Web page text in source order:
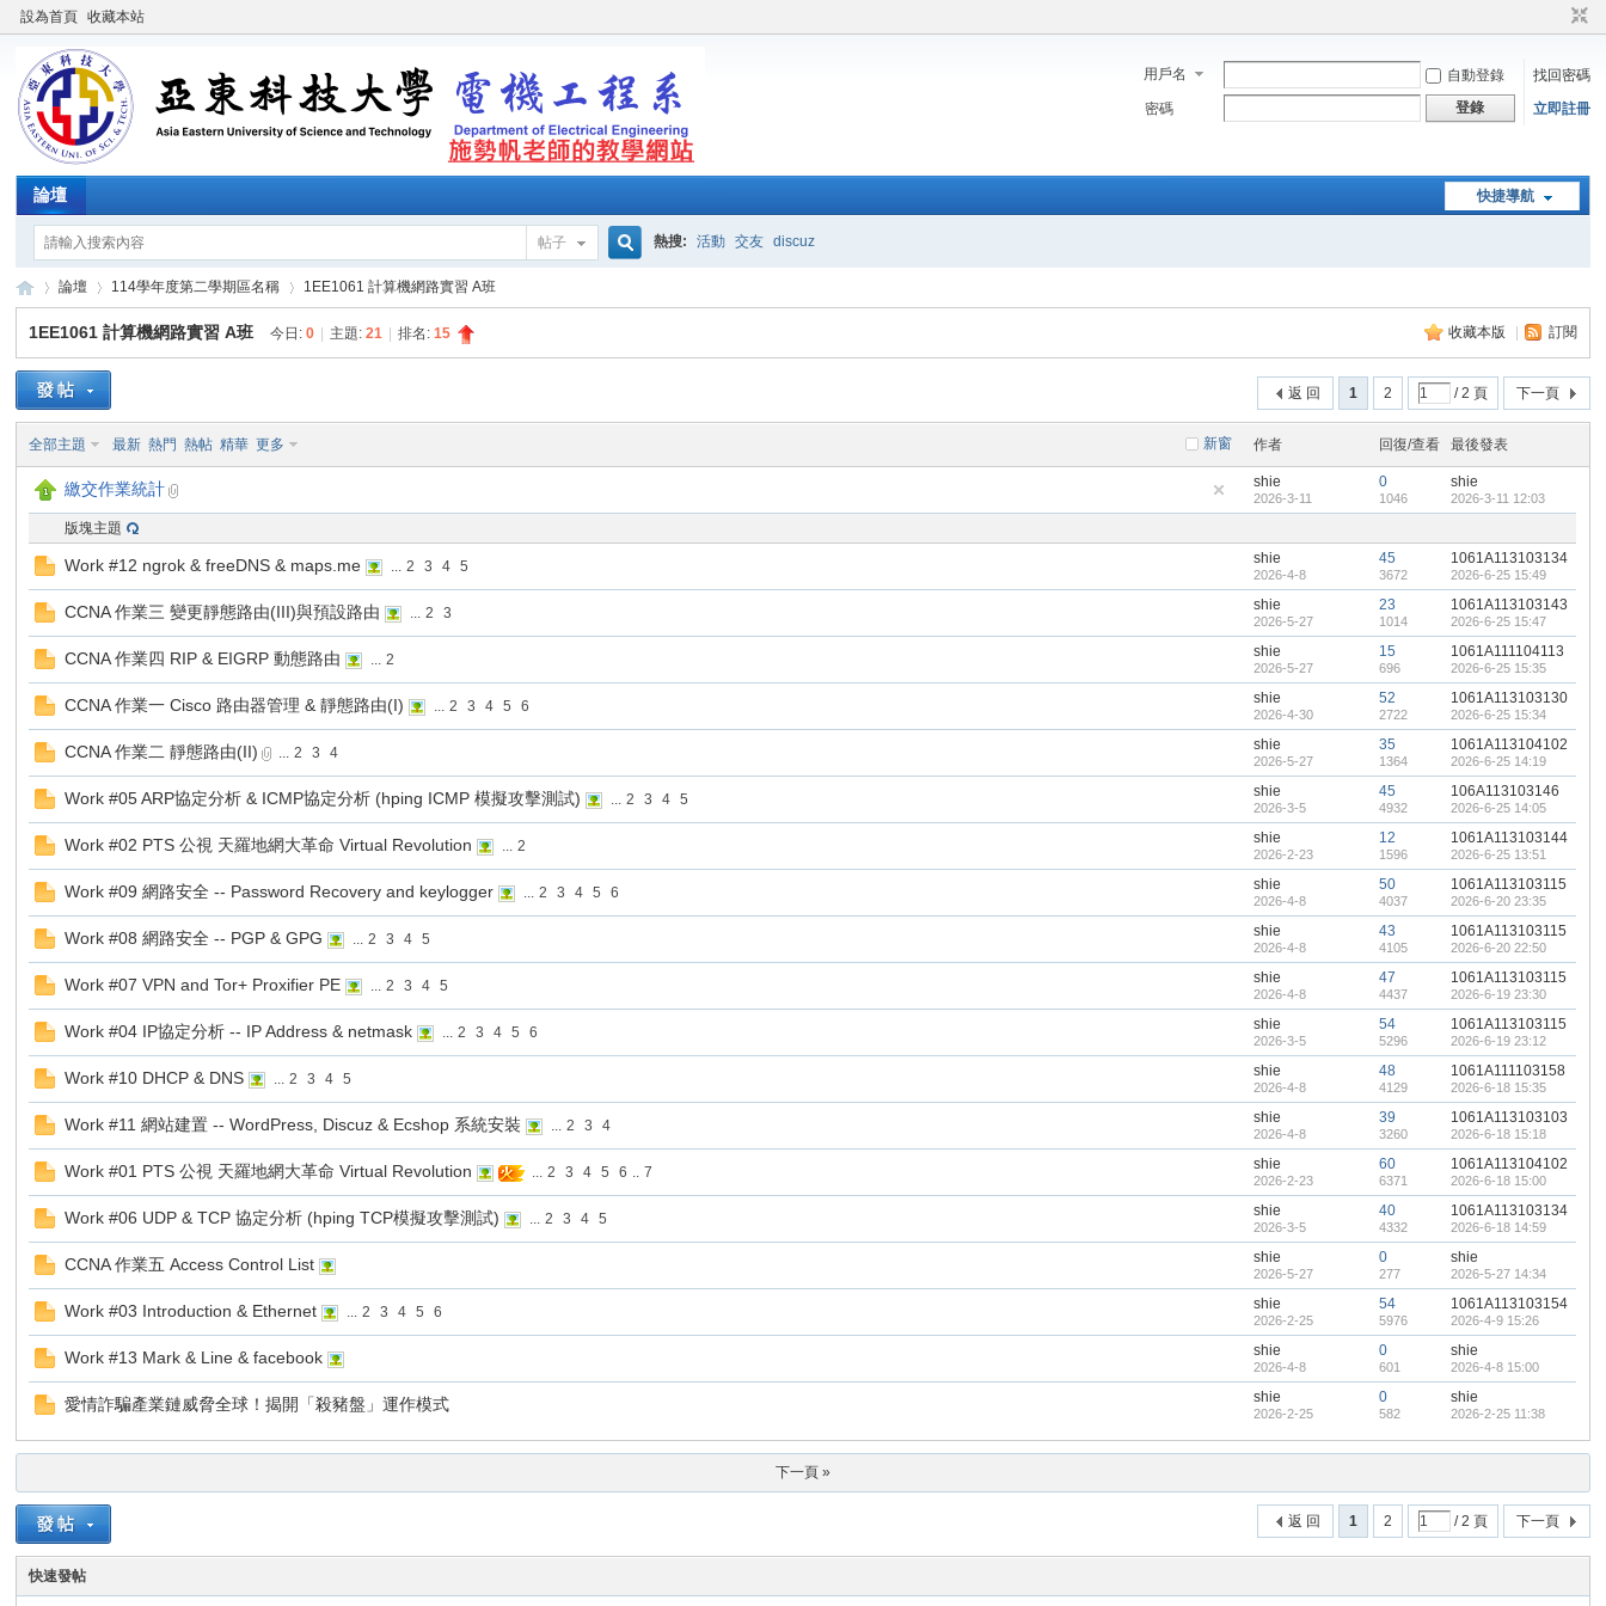
設為首頁 收藏本站
用戶名 自動登錄
找回密碼
密碼
登錄 立即註冊
快捷導航
論壇
帖子 熱搜: 活動 交友 discuz
施
帆
老
的
»
論壇
›
114學年度第二學期區名稱 1EE1061 計算機網路實習 A班
收藏本版 訂閱
1EE1061 計算機網路實習 A班 今日:0 主題:21 排名:15
1 2 / 2 頁 下一頁
返 回
新窗
全部主題 最新 熱門 熱帖 精華 更多 作者 回復/查看 最後發表
繳交作業統計 shie
2026-3-11
0
1046
shie
2026-3-11 12:03
版塊主題
Work #12 ngrok & freeDNS & maps.me ... 2 3 4 5 shie
2026-4-8
45
3672
1061A113103134
2026-6-25 15:49
CCNA 作業三 變更靜態路由(III)與預設路由 ... 2 3 shie
2026-5-27
23
1014
1061A113103143
2026-6-25 15:47
CCNA 作業四 RIP & EIGRP 動態路由 ... 2 shie
2026-5-27
15
696
1061A111104113
2026-6-25 15:35
CCNA 作業一 Cisco 路由器管理 & 靜態路由(I) ... 2 3 4 5 6 shie
2026-4-30
52
2722
1061A113103130
2026-6-25 15:34
CCNA 作業二 靜態路由(II) ... 2 3 4 shie
2026-5-27
35
1364
1061A113104102
2026-6-25 14:19
Work #05 ARP協定分析 & ICMP協定分析 (hping ICMP 模擬攻擊測試) ... 2 3 4 5 shie
2026-3-5
45
4932
106A113103146
2026-6-25 14:05
Work #02 PTS 公視 天羅地網大革命 Virtual Revolution ... 2 shie
2026-2-23
12
1596
1061A113103144
2026-6-25 13:51
Work #09 網路安全 -- Password Recovery and keylogger ... 2 3 4 5 6 shie
2026-4-8
50
4037
1061A113103115
2026-6-20 23:35
Work #08 網路安全 -- PGP & GPG ... 2 3 4 5 shie
2026-4-8
43
4105
1061A113103115
2026-6-20 22:50
Work #07 VPN and Tor+ Proxifier PE ... 2 3 4 5 shie
2026-4-8
47
4437
1061A113103115
2026-6-19 23:30
Work #04 IP協定分析 -- IP Address & netmask ... 2 3 4 5 6 shie
2026-3-5
54
5296
1061A113103115
2026-6-19 23:12
Work #10 DHCP & DNS ... 2 3 4 5 shie
2026-4-8
48
4129
1061A111103158
2026-6-18 15:35
Work #11 網站建置 -- WordPress, Discuz & Ecshop 系統安裝 ... 2 3 4 shie
2026-4-8
39
3260
1061A113103103
2026-6-18 15:18
Work #01 PTS 公視 天羅地網大革命 Virtual Revolution ... 2 3 4 5 6 .. 7 shie
2026-2-23
60
6371
1061A113104102
2026-6-18 15:00
Work #06 UDP & TCP 協定分析 (hping TCP模擬攻擊測試) ... 2 3 4 5 shie
2026-3-5
40
4332
1061A113103134
2026-6-18 14:59
CCNA 作業五 Access Control List shie
2026-5-27
0
277
shie
2026-5-27 14:34
Work #03 Introduction & Ethernet ... 2 3 4 5 6 shie
2026-2-25
54
5976
1061A113103154
2026-4-9 15:26
Work #13 Mark & Line & facebook shie
2026-4-8
0
601
shie
2026-4-8 15:00
愛情詐騙產業鏈威脅全球！揭開「殺豬盤」運作模式 shie
2026-2-25
0
582
shie
2026-2-25 11:38
下一頁 »
1 2 / 2 頁 下一頁
返 回
快速發帖